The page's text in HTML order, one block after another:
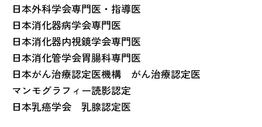
日本外科学会専門医・指導医
日本消化器病学会専門医
日本消化器内視鏡学会専門医
日本消化管学会胃腸科専門医
日本がん治療認定医機構 がん治療認定医
マンモグラフィー読影認定
日本乳癌学会 乳腺認定医